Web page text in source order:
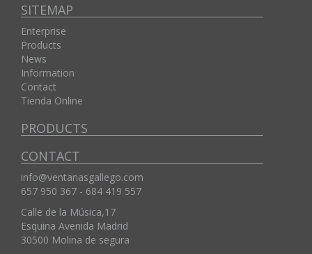
SITEMAP
Enterprise
Products
News
Information
Contact
Tienda Online
PRODUCTS
CONTACT
info@ventanasgallego.com
657 950 367 - 684 419 557
Calle de la Música,17
Esquina Avenida Madrid
30500 Molina de segura